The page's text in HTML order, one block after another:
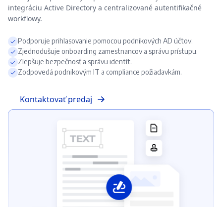
integráciu Active Directory a centralizované autentifikačné
workflowy.
Podporuje prihlasovanie pomocou podnikových AD účtov.
Zjednodušuje onboarding zamestnancov a správu prístupu.
Zlepšuje bezpečnosť a správu identít.
Zodpovedá podnikovým IT a compliance požiadavkám.
Kontaktovať predaj